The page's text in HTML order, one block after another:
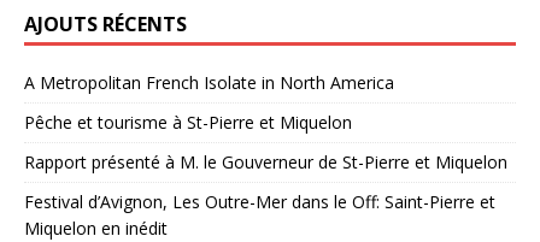
AJOUTS RÉCENTS
A Metropolitan French Isolate in North America
Pêche et tourisme à St-Pierre et Miquelon
Rapport présenté à M. le Gouverneur de St-Pierre et Miquelon
Festival d’Avignon, Les Outre-Mer dans le Off: Saint-Pierre et
Miquelon en inédit